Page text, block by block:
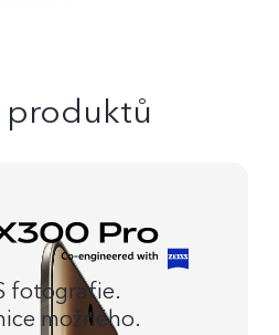
produktů
fotografie.
možného.